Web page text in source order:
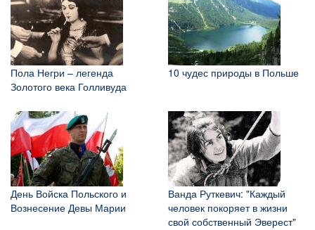
Пола Негри – легенда
Золотого века Голливуда
10 чудес природы в Польше
День Войска Польского и
Вознесение Девы Марии
Ванда Руткевич: "Каждый
человек покоряет в жизни
свой собственный Эверест"